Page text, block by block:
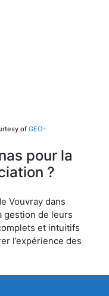
of GEO-
pour la
?
Vouvray dans
gestion de leurs
et intuitifs
l’expérience des